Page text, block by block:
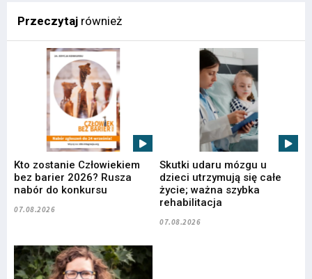
Przeczytaj również
Kto zostanie Człowiekiem
bez barier 2026? Rusza
nabór do konkursu
07.08.2026
Skutki udaru mózgu u
dzieci utrzymują się całe
życie; ważna szybka
rehabilitacja
07.08.2026